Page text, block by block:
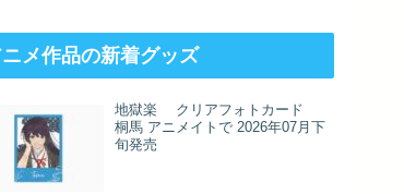
メ作品の新着グッズ
地獄楽 クリアフォトカード
桐馬 アニメイトで 2026年07月下
旬発売